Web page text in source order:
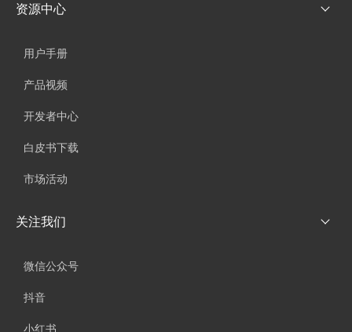
资源中心
用户手册
产品视频
开发者中心
白皮书下载
市场活动
关注我们
微信公众号
抖音
小红书